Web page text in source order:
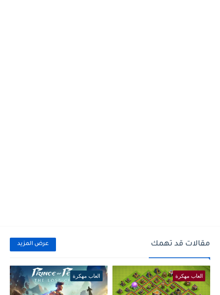
مقالات قد تهمك عرض المزيد
العاب مهكرة العاب مهكرة